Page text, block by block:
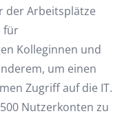
der Arbeitsplätze
für
Kolleginnen und
um einen
Zugriff auf die IT.
Nutzerkonten zu